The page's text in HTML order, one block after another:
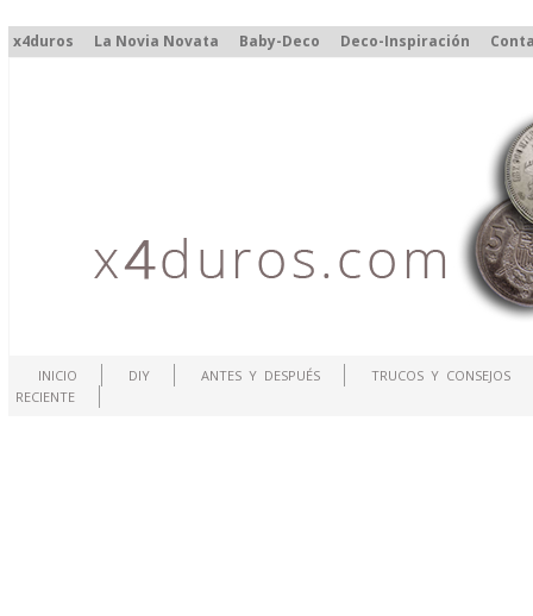
x4duros La Novia Novata Baby-Deco Deco-Inspiración
INICIO DIY ANTES Y DESPUÉS
TRUCOS Y CONSEJOS
RECIENTE